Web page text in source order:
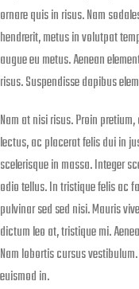
ornare quis in risus. Nam
hendrerit, metus in volutpat
augue eu metus. Aenean
risus. Suspendisse dapibus
Nam at nisi risus. Proin
lectus, ac placerat felis dui in
scelerisque in massa. Integer
odio tellus. In tristique felis ac
pulvinar sed sed nisi. Mauris
dictum leo at, tristique mi.
Nam lobortis cursus
euismod in.